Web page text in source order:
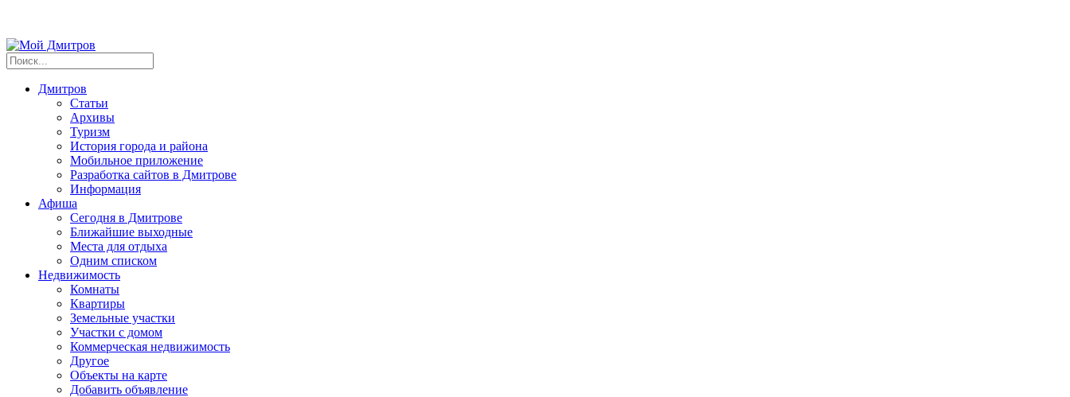
Дмитров
Статьи
Архивы
Туризм
История города и района
Мобильное приложение
Разработка сайтов в Дмитрове
Информация
Афиша
Сегодня в Дмитрове
Ближайшие выходные
Места для отдыха
Одним списком
Недвижимость
Комнаты
Квартиры
Земельные участки
Участки с домом
Коммерческая недвижимость
Другое
Объекты на карте
Добавить объявление